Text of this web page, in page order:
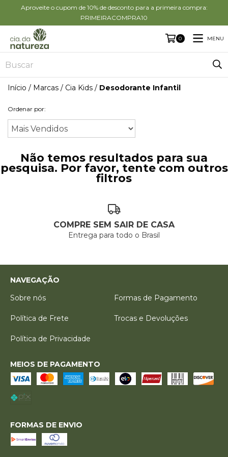
Aproveite o cupom de 10% de desconto para a primeira compra:
PRIMEIRACOMPRA10
0 MENU
Início / Marcas / Cia Kids / Desodorante Infantil
Ordenar por:
Não temos resultados para sua
pesquisa. Por favor, tente com outros
filtros
COMPRE SEM SAIR DE CASA
Entrega para todo o Brasil
NAVEGAÇÃO
Sobre nós
Formas de Pagamento
Política de Frete Trocas e Devoluções
Política de Privacidade
MEIOS DE PAGAMENTO
FORMAS DE ENVIO